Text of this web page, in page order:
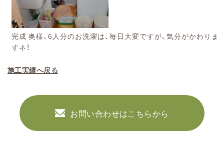
完成 奥様、6人分のお洗濯は、毎日大変ですが、気分がかわりま
すネ！
施工実績へ戻る
お問い合わせはこちらから